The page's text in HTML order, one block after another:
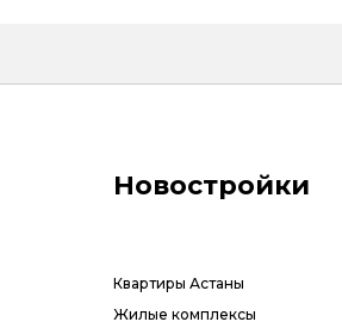
Новостройки
Квартиры Астаны
Жилые комплексы